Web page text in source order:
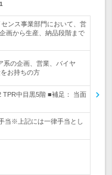
ンス事業部門において、営
画から生産、納品段階まで
系の企画、営業、バイヤ
お持ちの方
中目黒5階 ■補足： 当面
当※上記には一律手当とし